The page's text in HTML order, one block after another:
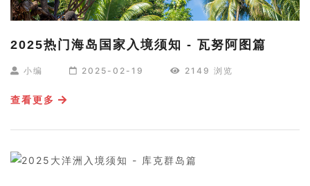
2025热门海岛国家入境须知 - 瓦努阿图篇
小编 2025-02-19 2149 浏览
查看更多